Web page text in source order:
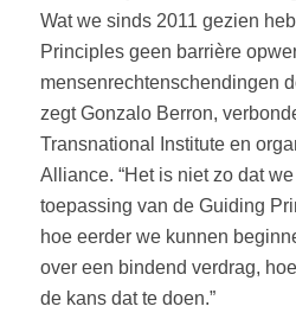
Wat we sinds 2011 gezien
Principles geen barrière
mensenrechtenschendingen
zegt Gonzalo Berron,
Transnational Institute en
Alliance. “Het is niet zo dat
toepassing van de Guiding
hoe eerder we kunnen
over een bindend verdrag,
de kans dat te doen.”